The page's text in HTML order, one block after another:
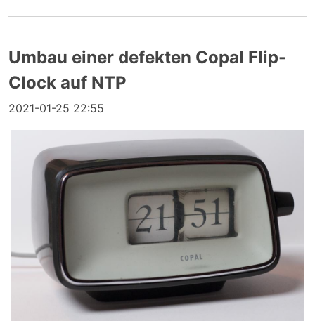
Umbau einer defekten Copal Flip-
Clock auf NTP
2021-01-25 22:55